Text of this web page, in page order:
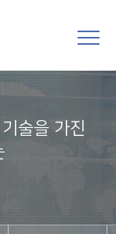
술을 가진